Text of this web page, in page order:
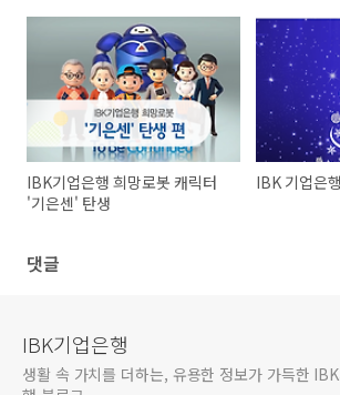
IBK기업은행 희망로봇 캐릭터
'기은센' 탄생
IBK 기업은
댓글
IBK기업은행
생활 속 가치를 더하는, 유용한 정보가 가득한